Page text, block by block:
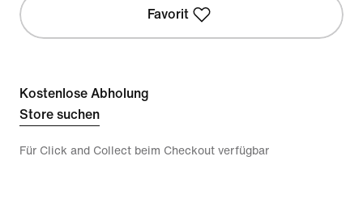
Favorit
Kostenlose Abholung
Store suchen
Für Click and Collect beim Checkout verfügbar